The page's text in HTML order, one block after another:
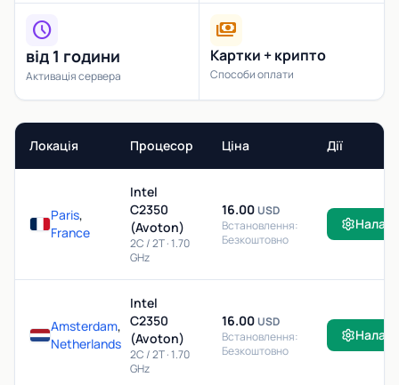
schedule
від 1 години
Активація сервера
payments
Картки + крипто
Способи оплати
Локація Процесор Ціна Дії
Paris,
France
Intel
C2350
(Avoton)
2C / 2T · 1.70
GHz
16.00USD
Встановлення:
Безкоштовно
Amsterdam,
Netherlands
Intel
C2350
(Avoton)
2C / 2T · 1.70
GHz
16.00USD
Встановлення:
Безкоштовно